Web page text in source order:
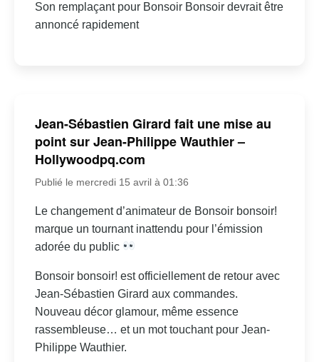
Son remplaçant pour Bonsoir Bonsoir devrait être
annoncé rapidement
Jean-Sébastien Girard fait une mise au
point sur Jean-Philippe Wauthier –
Hollywoodpq.com
Publié le mercredi 15 avril à 01:36
Le changement d’animateur de Bonsoir bonsoir!
marque un tournant inattendu pour l’émission
adorée du public
Bonsoir bonsoir! est officiellement de retour avec
Jean-Sébastien Girard aux commandes.
Nouveau décor glamour, même essence
rassembleuse… et un mot touchant pour Jean-
Philippe Wauthier.